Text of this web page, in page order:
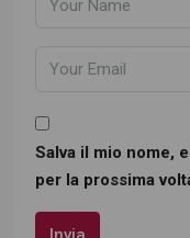
Salva il mio nome,
per la prossima